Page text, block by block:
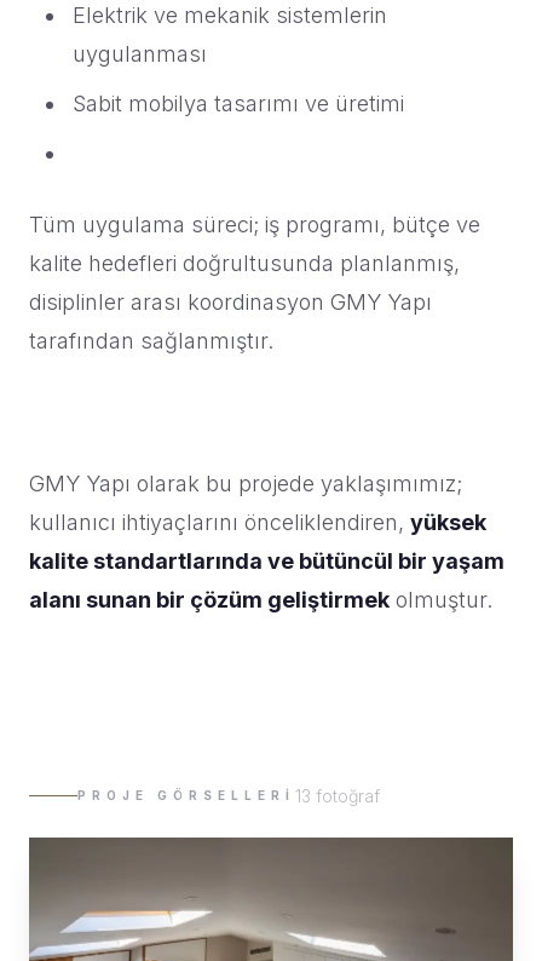
Elektrik ve mekanik sistemlerin
uygulanması
Sabit mobilya tasarımı ve üretimi
Tüm uygulama süreci; iş programı, bütçe ve
kalite hedefleri doğrultusunda planlanmış,
disiplinler arası koordinasyon GMY Yapı
tarafından sağlanmıştır.
GMY Yapı olarak bu projede yaklaşımımız;
kullanıcı ihtiyaçlarını önceliklendiren, yüksek
kalite standartlarında ve bütüncül bir yaşam
alanı sunan bir çözüm geliştirmek olmuştur.
PROJE GÖRSELLERI 13 fotoğraf